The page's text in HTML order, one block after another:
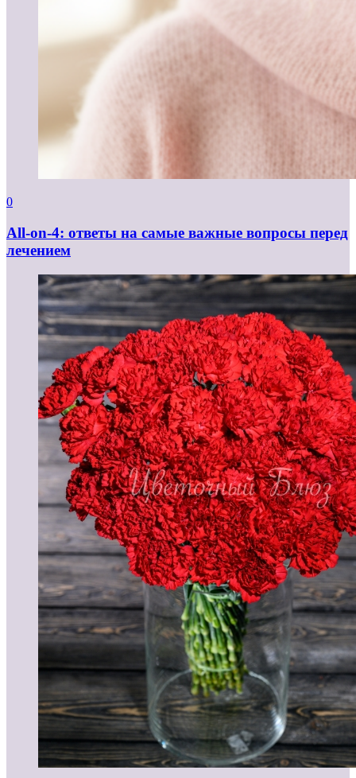
0
All-on-4: ответы на самые важные вопросы перед
лечением